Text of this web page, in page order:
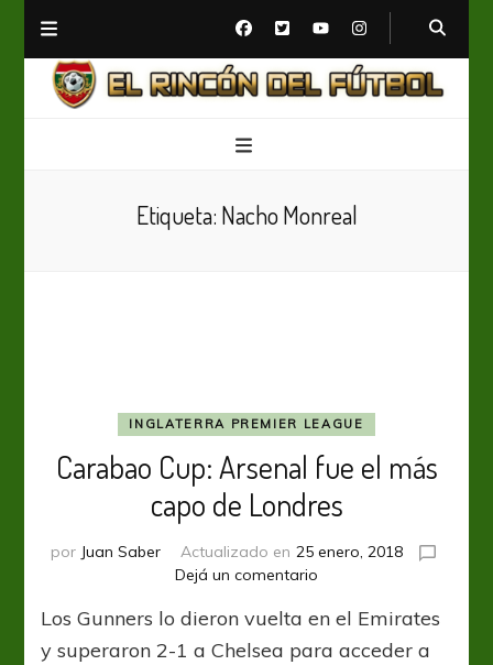
Etiqueta: Nacho Monreal
INGLATERRA PREMIER LEAGUE
Carabao Cup: Arsenal fue el más
capo de Londres
por Juan Saber Actualizado en 25 enero, 2018
Dejá un comentario
Cup:
Arsenal
Los Gunners lo dieron vuelta en el Emirates
y superaron 2-1 a Chelsea para acceder a